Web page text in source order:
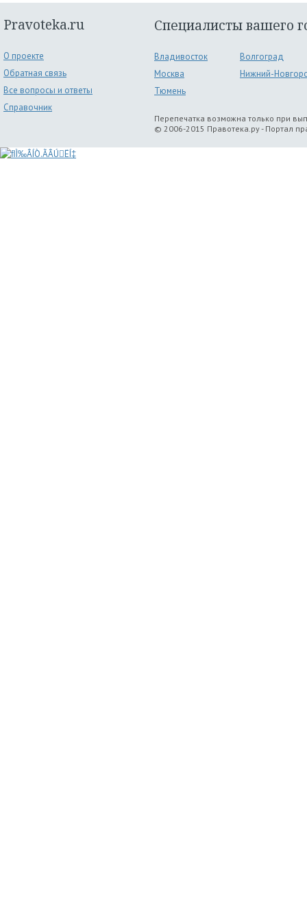
Pravoteka.ru
О проекте
Обратная связь
Все вопросы и ответы
Справочник
Специалисты вашего
Владивосток
Волгоград
Москва
Нижний-
Тюмень
Перепечатка возможна только при
© 2006-2015 Правотека.ру - Портал